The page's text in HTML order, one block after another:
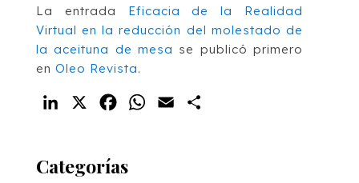
La entrada Eficacia de la Realidad
Virtual en la reducción del molestado de
la aceituna de mesa se publicó primero
en Oleo Revista.
LinkedIn FacebookWhatsApp
Email
Categorías